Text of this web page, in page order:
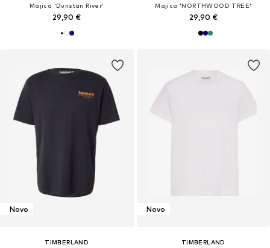
Majica 'Dunstan River'
29,90 €
Majica 'NORTHWOOD TREE'
29,90 €
Novo
TIMBERLAND
Novo
TIMBERLAND